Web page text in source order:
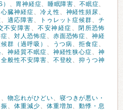
、 胃神経症、 睡眠障害、不眠症、
心臓神経症、 冷え性、 神経性頻尿、
、 適応障害、 トゥレット症候群、チ
不安障害 、不安神経症 、 閉所恐怖
、 対人恐怖症、 赤面恐怖症、神経
群（過呼吸） 、 うつ病、拒食症、
、 神経質不眠症、 神経性狭心症、神
全般性不安障害、 不登校、抑うつ神
、 物忘れがひどい、 寝つきが悪い・
、 体重減少、 体重増加、動悸・息